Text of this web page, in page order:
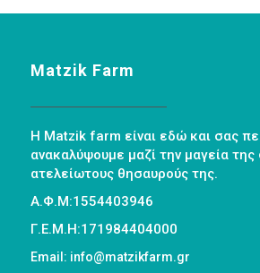
Matzik Farm
Η Matzik farm είναι εδώ και σας
ανακαλύψουμε μαζί την μαγεία
ατελείωτους θησαυρούς της.
Α.Φ.Μ:1554403946
Γ.Ε.Μ.Η:171984404000
Email: info@matzikfarm.gr